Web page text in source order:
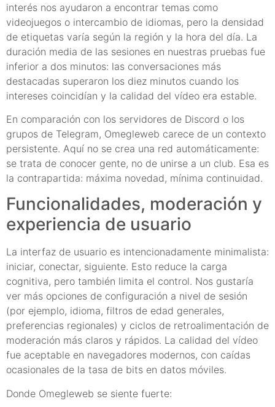
interés nos ayudaron a encontrar temas como
videojuegos o intercambio de idiomas, pero la densidad
de etiquetas varía según la región y la hora del día. La
duración media de las sesiones en nuestras pruebas fue
inferior a dos minutos: las conversaciones más
destacadas superaron los diez minutos cuando los
intereses coincidían y la calidad del vídeo era estable.
En comparación con los servidores de Discord o los
grupos de Telegram, Omegleweb carece de un contexto
persistente. Aquí no se crea una red automáticamente:
se trata de conocer gente, no de unirse a un club. Esa es
la contrapartida: máxima novedad, mínima continuidad.
Funcionalidades, moderación y
experiencia de usuario
La interfaz de usuario es intencionadamente minimalista:
iniciar, conectar, siguiente. Esto reduce la carga
cognitiva, pero también limita el control. Nos gustaría
ver más opciones de configuración a nivel de sesión
(por ejemplo, idioma, filtros de edad generales,
preferencias regionales) y ciclos de retroalimentación de
moderación más claros y rápidos. La calidad del vídeo
fue aceptable en navegadores modernos, con caídas
ocasionales de la tasa de bits en datos móviles.
Donde Omegleweb se siente fuerte: